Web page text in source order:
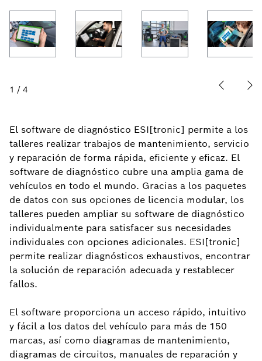
1 / 4
El software de diagnóstico ESI[tronic] permite a los
talleres realizar trabajos de mantenimiento, servicio
y reparación de forma rápida, eficiente y eficaz. El
software de diagnóstico cubre una amplia gama de
vehículos en todo el mundo. Gracias a los paquetes
de datos con sus opciones de licencia modular, los
talleres pueden ampliar su software de diagnóstico
individualmente para satisfacer sus necesidades
individuales con opciones adicionales. ESI[tronic]
permite realizar diagnósticos exhaustivos, encontrar
la solución de reparación adecuada y restablecer
fallos.
El software proporciona un acceso rápido, intuitivo
y fácil a los datos del vehículo para más de 150
marcas, así como diagramas de mantenimiento,
diagramas de circuitos, manuales de reparación y